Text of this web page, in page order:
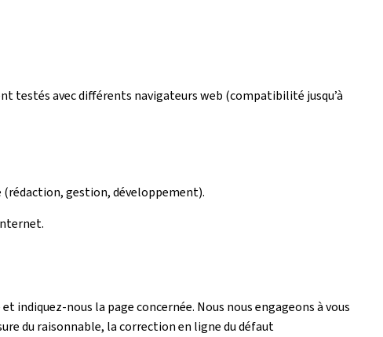
testés avec différents navigateurs web (compatibilité jusqu’à
gestion, développement).
indiquez-nous la page concernée. Nous nous engageons à vous
du raisonnable, la correction en ligne du défaut